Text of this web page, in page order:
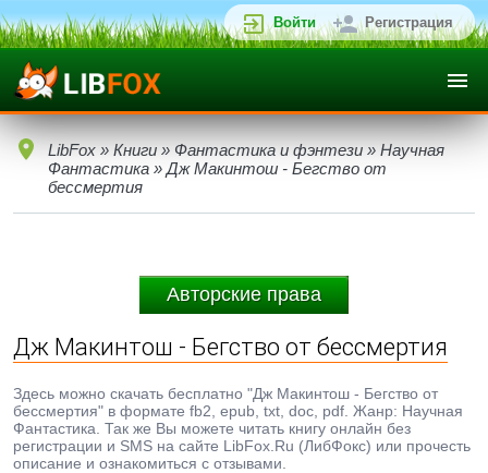
Войти Регистрация
LibFox » Книги » Фантастика и фэнтези » Научная
Фантастика » Дж Макинтош - Бегство от
бессмертия
Авторские права
Дж Макинтош - Бегство от бессмертия
Здесь можно скачать бесплатно "Дж Макинтош - Бегство от
бессмертия" в формате fb2, epub, txt, doc, pdf. Жанр: Научная
Фантастика. Так же Вы можете читать книгу онлайн без
регистрации и SMS на сайте LibFox.Ru (ЛибФокс) или прочесть
описание и ознакомиться с отзывами.